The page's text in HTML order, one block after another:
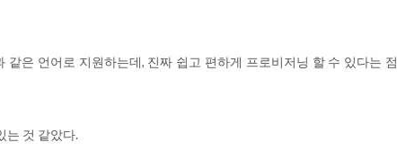
은 언어로 지원하는데, 진짜 쉽고 편하게 프로비저닝 할 수 있다는 점
는 것 같았다.